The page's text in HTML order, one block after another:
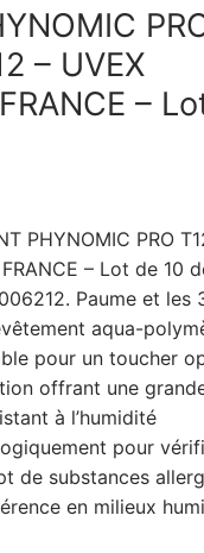
– UVEX
–
PHYNOMIC PRO
– Lot de 10
Paume et
aqua-
pour un toucher
offrant une
à l’humidité
pour
de substances
en milieux